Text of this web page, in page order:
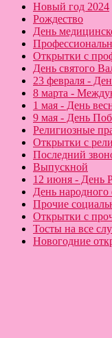
Новый год 2024
Рождество
День
Открытки с
День святого
23 февраля -
8 марта -
1 мая - День
9 мая - День
Религиозные
Открытки с
Последний
Выпускной
12 июня - День
День народного
Прочие
Открытки с
Тосты на все
Новогодние